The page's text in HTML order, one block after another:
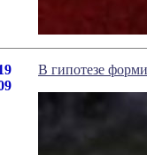
В гипотезе